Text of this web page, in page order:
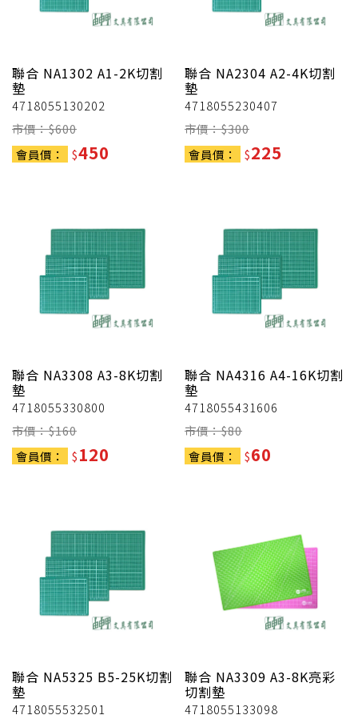
聯合 NA1302 A1-2K切割
墊
4718055130202
市價：$600
會員價：
$450
聯合 NA2304 A2-4K切割
墊
4718055230407
市價：$300
會員價：
$225
聯合 NA3308 A3-8K切割
墊
4718055330800
市價：$160
會員價：
$120
聯合 NA4316 A4-16K切割
墊
4718055431606
市價：$80
會員價：
$60
聯合 NA5325 B5-25K切割
墊
4718055532501
聯合 NA3309 A3-8K亮彩
切割墊
4718055133098